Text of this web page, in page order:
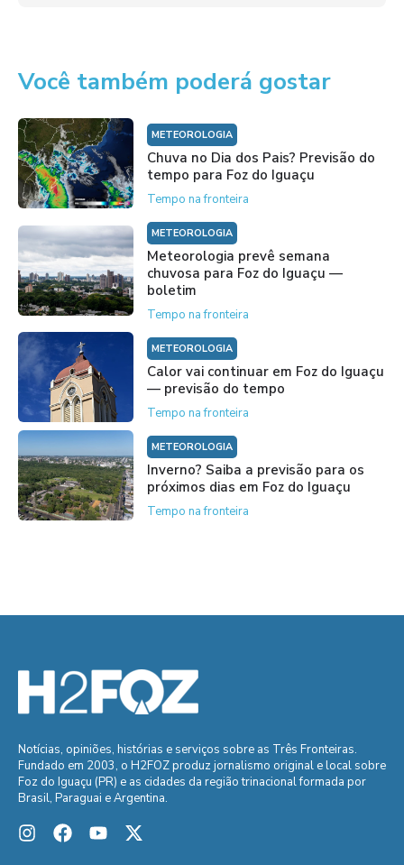
Você também poderá gostar
METEOROLOGIA
Chuva no Dia dos Pais? Previsão do
tempo para Foz do Iguaçu
Tempo na fronteira
METEOROLOGIA
Meteorologia prevê semana
chuvosa para Foz do Iguaçu —
boletim
Tempo na fronteira
METEOROLOGIA
Calor vai continuar em Foz do Iguaçu
— previsão do tempo
Tempo na fronteira
METEOROLOGIA
Inverno? Saiba a previsão para os
próximos dias em Foz do Iguaçu
Tempo na fronteira
Notícias, opiniões, histórias e serviços sobre as Três Fronteiras.
Fundado em 2003, o H2FOZ produz jornalismo original e local sobre
Foz do Iguaçu (PR) e as cidades da região trinacional formada por
Brasil, Paraguai e Argentina.